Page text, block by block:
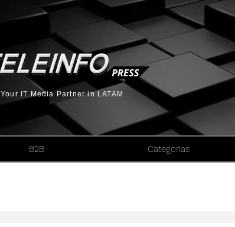
Your IT Media Partner in LATAM
B2B Categorias